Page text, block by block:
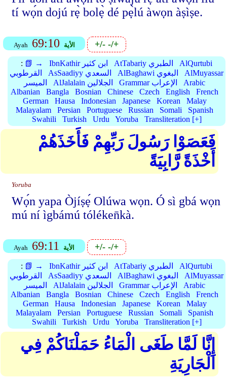
tí wọ́n dojú rẹ̀ bolẹ̀ dé pẹ̀lú àwọn àṣìṣe.
Ayah 69:10 الأية +/--/+
: 📗 → IbnKathir ابن كثير AtTabariy الطبري
AlQurtubi
القرطوبي
AsSaadiyy السعدي AlBaghawi البغوي
AlMuyassar
الميسر
AlJalalain الجلالين Grammar الإعراب
Arabic
Albanian
Bangla Bosnian Chinese Czech English
French
German
Hausa Indonesian Japanese Korean
Malay
Malayalam
Persian Portuguese Russian Somali
Spanish
Swahili
Turkish Urdu Yoruba Transliteration [+]
فَعَصَوْا رَسُولَ رَبِّهِمْ فَأَخَذَهُمْ
أَخْذَةً رَّابِيَةً
Yoruba
Wọ́n yapa Òjíṣẹ́ Olúwa wọn. Ó sì gbá wọn
mú ní ìgbámú tóléken̄kà.
Ayah 69:11 الأية +/--/+
: 📗 → IbnKathir ابن كثير AtTabariy الطبري
AlQurtubi
القرطوبي
AsSaadiyy السعدي AlBaghawi البغوي
AlMuyassar
الميسر
AlJalalain الجلالين Grammar الإعراب
Arabic
Albanian
Bangla Bosnian Chinese Czech English
French
German
Hausa Indonesian Japanese Korean
Malay
Malayalam
Persian Portuguese Russian Somali
Spanish
Swahili
Turkish Urdu Yoruba Transliteration [+]
إِنَّا لَمَّا طَغَى الْمَاءُ حَمَلْنَاكُمْ فِي
الْجَارِيَةِ